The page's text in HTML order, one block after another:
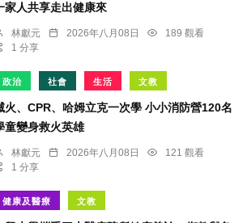
家人共享走出健康來
林獻元 2026年八月08日
189 觀看
1 分享
政治 社會 生活 文教
火、CPR、哈姆立克一次學 小小消防營120名
童變身救火英雄
林獻元 2026年八月08日
121 觀看
1 分享
健康及醫療 文教